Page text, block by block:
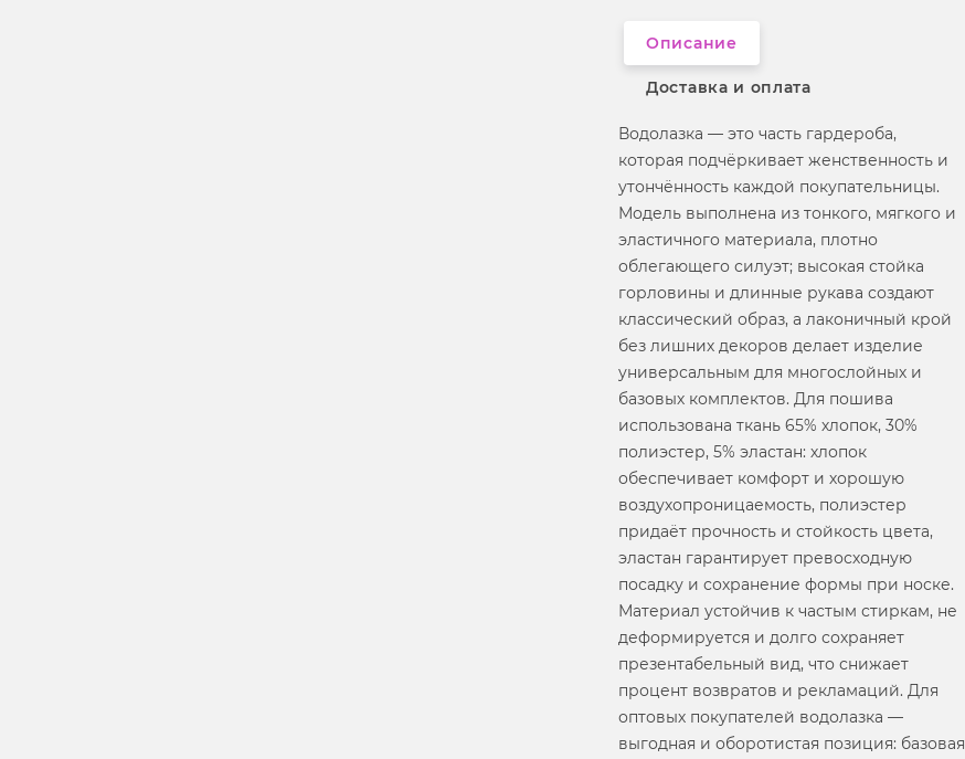
Описание
Доставка и оплата
Водолазка — это часть гардероба,
которая подчёркивает женственность и
утончённость каждой покупательницы.
Модель выполнена из тонкого, мягкого и
эластичного материала, плотно
облегающего силуэт; высокая стойка
горловины и длинные рукава создают
классический образ, а лаконичный крой
без лишних декоров делает изделие
универсальным для многослойных и
базовых комплектов. Для пошива
использована ткань 65% хлопок, 30%
полиэстер, 5% эластан: хлопок
обеспечивает комфорт и хорошую
воздухопроницаемость, полиэстер
придаёт прочность и стойкость цвета,
эластан гарантирует превосходную
посадку и сохранение формы при носке.
Материал устойчив к частым стиркам, не
деформируется и долго сохраняет
презентабельный вид, что снижает
процент возвратов и рекламаций. Для
оптовых покупателей водолазка —
выгодная и оборотистая позиция: базовая